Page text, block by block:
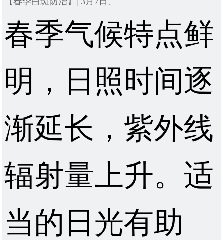
春季气候特点鲜
明，日照时间逐
渐延长，紫外线
辐射量上升。适
当的日光有助